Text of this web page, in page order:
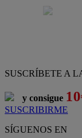
SUSCRÍBETE A
y consigue
SUSCRIBIRME
SÍGUENOS EN